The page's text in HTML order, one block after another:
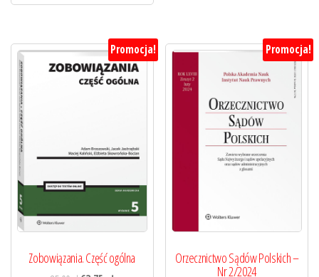
Promocja!
Zobowiązania. Część ogólna
Promocja!
Orzecznictwo Sądów Polskich –
Nr 2/2024